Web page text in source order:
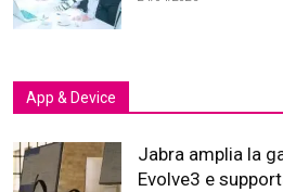
App & Device
Jabra amplia la
Evolve3 e